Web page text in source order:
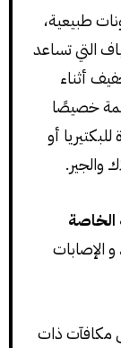
طبيعية،
التي تساعد
أثناء
خصيصًا
أو
والجير.
الخاصة
و الإصابات
مكافآت ذات